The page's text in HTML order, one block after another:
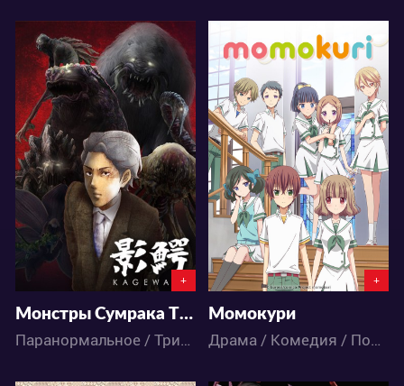
4645
2 1
+
Монстры Сумрака ТВ-1
Паранормальное / Триллер / Детектив / Ужасы / Аниме
7229
2 10
+
Момокури
Драма / Комедия / Повседневность / Романтика / Сёдзё / Аниме